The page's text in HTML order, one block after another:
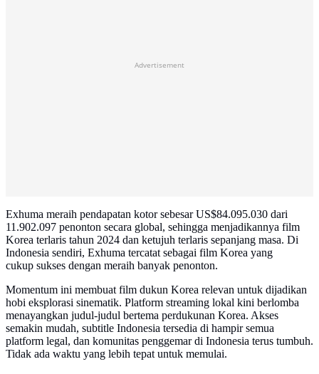
Advertisement
Exhuma meraih pendapatan kotor sebesar US$84.095.030 dari
11.902.097 penonton secara global, sehingga menjadikannya film
Korea terlaris tahun 2024 dan ketujuh terlaris sepanjang masa. Di
Indonesia sendiri, Exhuma tercatat sebagai film Korea yang
cukup sukses dengan meraih banyak penonton.
Momentum ini membuat film dukun Korea relevan untuk dijadikan
hobi eksplorasi sinematik. Platform streaming lokal kini berlomba
menayangkan judul-judul bertema perdukunan Korea. Akses
semakin mudah, subtitle Indonesia tersedia di hampir semua
platform legal, dan komunitas penggemar di Indonesia terus tumbuh.
Tidak ada waktu yang lebih tepat untuk memulai.